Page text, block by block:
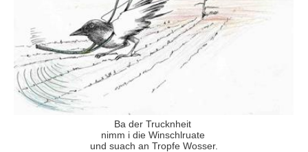
Ba der Trucknheit
nimm i die Winschlruate
und suach an Tropfe Wosser.